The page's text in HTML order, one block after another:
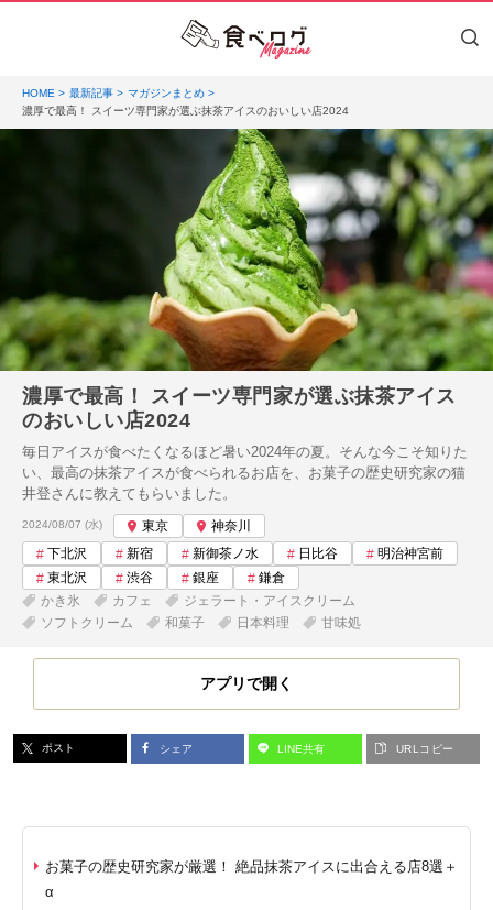
HOME 最新記事
マガジンまとめ
濃厚で最高！ スイーツ専門家が選ぶ抹茶アイスのおいしい店2024
濃厚で最高！ スイーツ専門家が選ぶ抹茶アイス
のおいしい店2024
毎日アイスが食べたくなるほど暑い2024年の夏。そんな今こそ知りた
い、最高の抹茶アイスが食べられるお店を、お菓子の歴史研究家の猫
井登さんに教えてもらいました。
投稿日:
2024/08/07 (水) 東京
神奈川
下北沢
新宿 新御茶ノ水 日比谷
明治神宮前
東北沢
渋谷 銀座
鎌倉
かき氷
カフェ
ジェラート・アイスクリーム
ソフトクリーム
和菓子 日本料理 甘味処
アプリで開く
ポスト シェア LINE共有 URLコピー
お菓子の歴史研究家が厳選！ 絶品抹茶アイスに出合える店8選＋
α